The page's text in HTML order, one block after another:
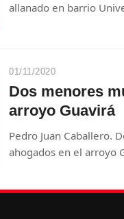
allanado en barrio
01/11/2020
Dos menores
arroyo Guavirá
Pedro Juan Caballero.
ahogados en el arroyo